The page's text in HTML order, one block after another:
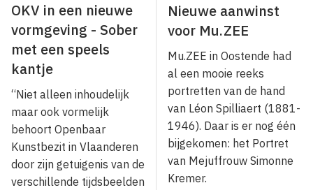
OKV in een nieuwe
vormgeving - Sober
met een speels
kantje
“Niet alleen inhoudelijk
maar ook vormelijk
behoort Openbaar
Kunstbezit in Vlaanderen
door zijn getuigenis van de
verschillende tijdsbeelden
Nieuwe aanwinst
voor Mu.ZEE
Mu.ZEE in Oostende had
al een mooie reeks
portretten van de hand
van Léon Spilliaert (1881-
1946). Daar is er nog één
bijgekomen: het Portret
van Mejuffrouw Simonne
Kremer.